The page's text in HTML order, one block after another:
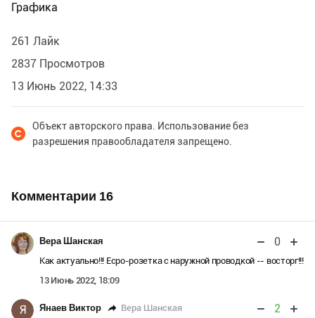
Графика
261 Лайк
2837 Просмотров
13 Июнь 2022, 14:33
Объект авторского права. Использование без
разрешения правообладателя запрещено.
Комментарии 16
Вера Шанская 0
Как актуально!!! Есро-розетка с наружной проводкой -- восторг!!!
13 Июнь 2022, 18:09
Я Янаев Виктор Вера Шанская 2